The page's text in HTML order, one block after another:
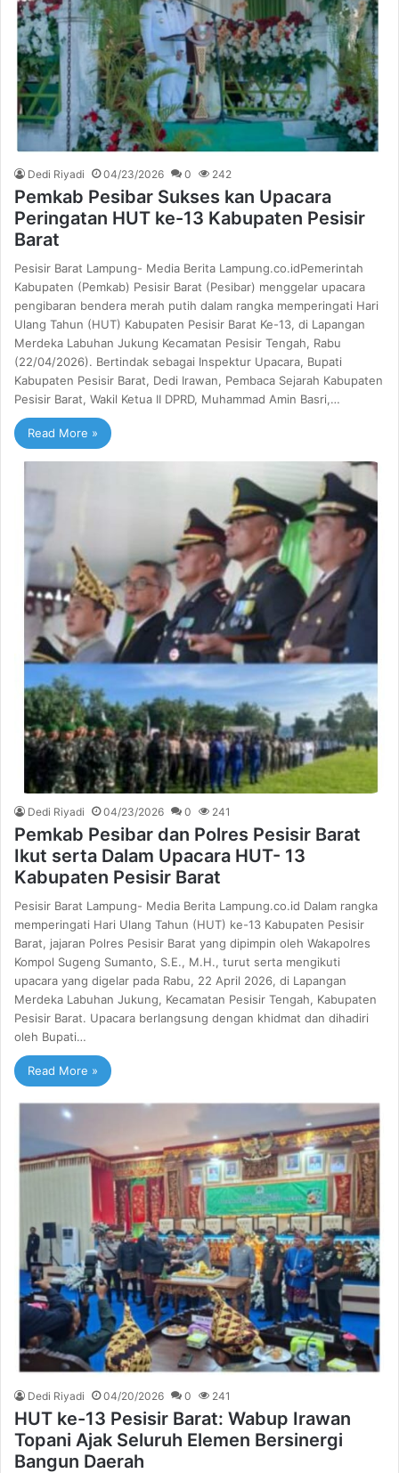
Dedi Riyadi 04/23/2026 0 242
Pemkab Pesibar Sukses kan Upacara
Peringatan HUT ke-13 Kabupaten Pesisir
Barat
Pesisir Barat Lampung- Media Berita Lampung.co.idPemerintah
Kabupaten (Pemkab) Pesisir Barat (Pesibar) menggelar upacara
pengibaran bendera merah putih dalam rangka memperingati Hari
Ulang Tahun (HUT) Kabupaten Pesisir Barat Ke-13, di Lapangan
Merdeka Labuhan Jukung Kecamatan Pesisir Tengah, Rabu
(22/04/2026). Bertindak sebagai Inspektur Upacara, Bupati
Kabupaten Pesisir Barat, Dedi Irawan, Pembaca Sejarah Kabupaten
Pesisir Barat, Wakil Ketua II DPRD, Muhammad Amin Basri,…
Read More »
Dedi Riyadi 04/23/2026 0 241
Pemkab Pesibar dan Polres Pesisir Barat
Ikut serta Dalam Upacara HUT- 13
Kabupaten Pesisir Barat
Pesisir Barat Lampung- Media Berita Lampung.co.id Dalam rangka
memperingati Hari Ulang Tahun (HUT) ke-13 Kabupaten Pesisir
Barat, jajaran Polres Pesisir Barat yang dipimpin oleh Wakapolres
Kompol Sugeng Sumanto, S.E., M.H., turut serta mengikuti
upacara yang digelar pada Rabu, 22 April 2026, di Lapangan
Merdeka Labuhan Jukung, Kecamatan Pesisir Tengah, Kabupaten
Pesisir Barat. Upacara berlangsung dengan khidmat dan dihadiri
oleh Bupati…
Read More »
Dedi Riyadi 04/20/2026 0 241
HUT ke-13 Pesisir Barat: Wabup Irawan
Topani Ajak Seluruh Elemen Bersinergi
Bangun Daerah